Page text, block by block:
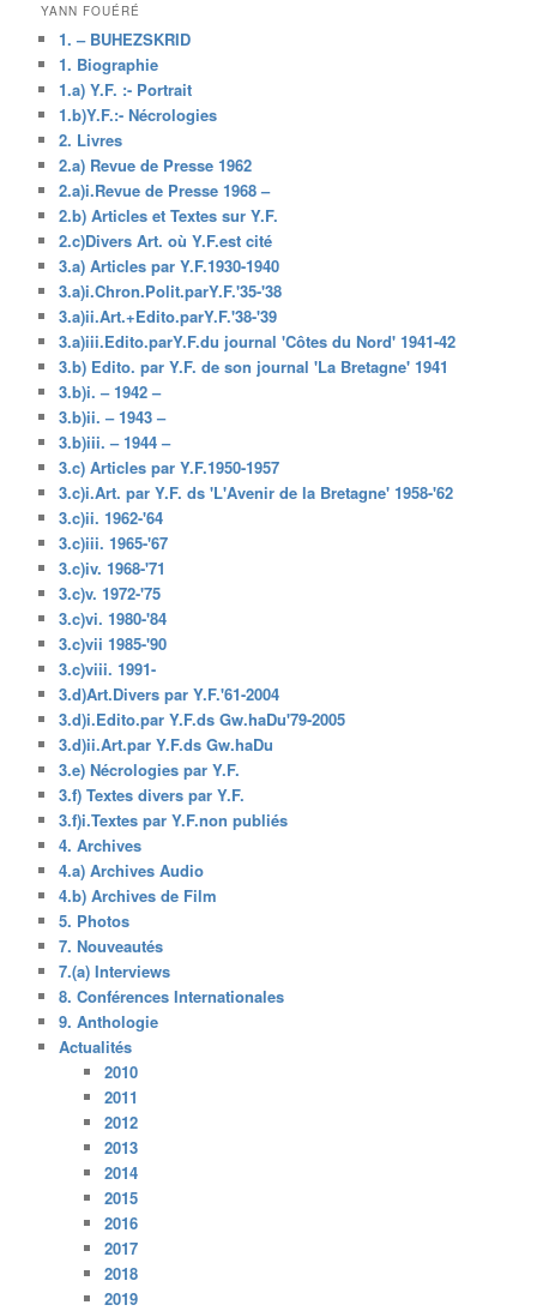
YANN FOUÉRÉ
1. – BUHEZSKRID
1. Biographie
1.a) Y.F. :- Portrait
1.b)Y.F.:- Nécrologies
2. Livres
2.a) Revue de Presse 1962
2.a)i.Revue de Presse 1968 –
2.b) Articles et Textes sur Y.F.
2.c)Divers Art. où Y.F.est cité
3.a) Articles par Y.F.1930-1940
3.a)i.Chron.Polit.parY.F.'35-'38
3.a)ii.Art.+Edito.parY.F.'38-'39
3.a)iii.Edito.parY.F.du journal 'Côtes du Nord' 1941-42
3.b) Edito. par Y.F. de son journal 'La Bretagne' 1941
3.b)i. – 1942 –
3.b)ii. – 1943 –
3.b)iii. – 1944 –
3.c) Articles par Y.F.1950-1957
3.c)i.Art. par Y.F. ds 'L'Avenir de la Bretagne' 1958-'62
3.c)ii. 1962-'64
3.c)iii. 1965-'67
3.c)iv. 1968-'71
3.c)v. 1972-'75
3.c)vi. 1980-'84
3.c)vii 1985-'90
3.c)viii. 1991-
3.d)Art.Divers par Y.F.'61-2004
3.d)i.Edito.par Y.F.ds Gw.haDu'79-2005
3.d)ii.Art.par Y.F.ds Gw.haDu
3.e) Nécrologies par Y.F.
3.f) Textes divers par Y.F.
3.f)i.Textes par Y.F.non publiés
4. Archives
4.a) Archives Audio
4.b) Archives de Film
5. Photos
7. Nouveautés
7.(a) Interviews
8. Conférences Internationales
9. Anthologie
Actualités
2010
2011
2012
2013
2014
2015
2016
2017
2018
2019